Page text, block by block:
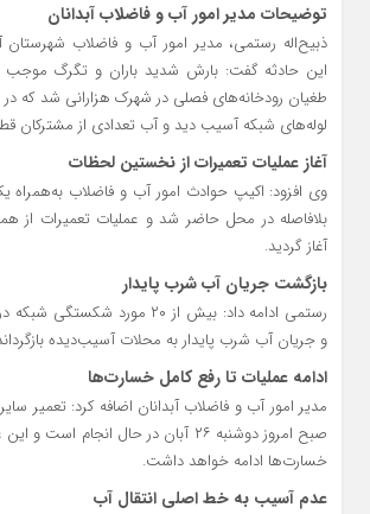
توضیحات مدیر امور آب و فاضلاب آبدانان
ذبیح‌اله رستمی، مدیر امور آب و فاضلاب شهرستان
این حادثه گفت: بارش شدید باران و تگرگ
طغیان رودخانه‌های فصلی در شهرک هزارانی شد که
لوله‌های شبکه آسیب دید و آب تعدادی از مشترکان
آغاز عملیات تعمیرات از نخستین لحظات
وی افزود: اکیپ حوادث امور آب و فاضلاب به‌همراه
بلافاصله در محل حاضر شد و عملیات تعمیرات
آغاز گردید.
بازگشت جریان آب شرب پایدار
رستمی ادامه داد: بیش از ۲۰ مورد
و جریان آب شرب پایدار به محلات آسیب‌دیده
ادامه عملیات تا رفع کامل خسارت‌ها
مدیر امور آب و فاضلاب آبدانان اضافه کرد: تعمیر
صبح امروز دوشنبه ۲۶ آبان در حال انجام
خسارت‌ها ادامه خواهد داشت.
عدم آسیب به خط اصلی انتقال آب